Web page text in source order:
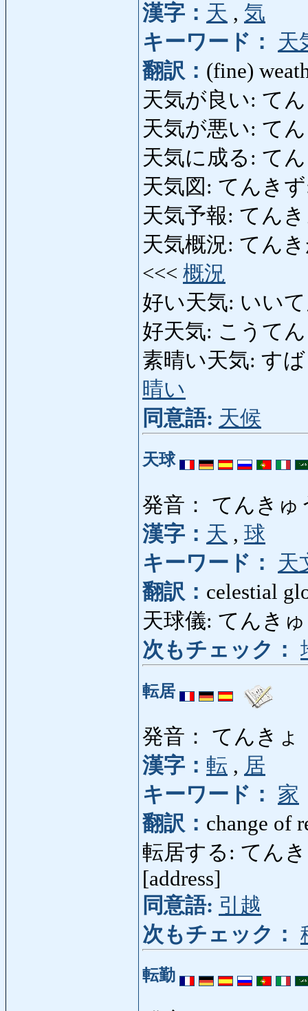
漢字： 天 , 気
キーワード：
天
翻訳： (fine)
天気が良い: て
天気が悪い: て
天気に成る: て
天気図: てんき
天気予報: てん
天気概況: てん
<<< 概況
好い天気: いい
好天気: こうて
素晴い天気: す
晴い
同意語: 天候
天球
発音： てんきゅ
漢字： 天 , 球
キーワード：
天
翻訳： celestial
天球儀: てんき
次もチェック：
転居
発音： てんきょ
漢字： 転 , 居
キーワード：
家
翻訳： change of
転居する: てんき
[address]
同意語: 引越
次もチェック：
転勤